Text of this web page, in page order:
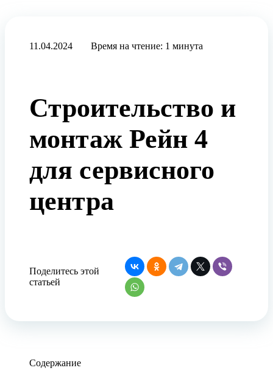
11.04.2024 Время на чтение: 1 минута
Строительство и
монтаж Рейн 4
для сервисного
центра
Поделитесь этой
статьей
Содержание